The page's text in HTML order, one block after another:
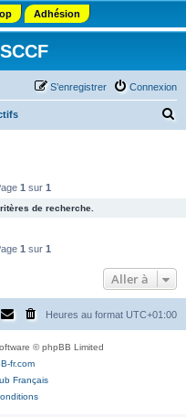
Adhésion
Connexion
S’enregistrer
e
r
1 sur 1
de recherche.
1 sur 1
Aller à
Heures au format UTC+01:00
© phpBB Limited
fr.com
Français